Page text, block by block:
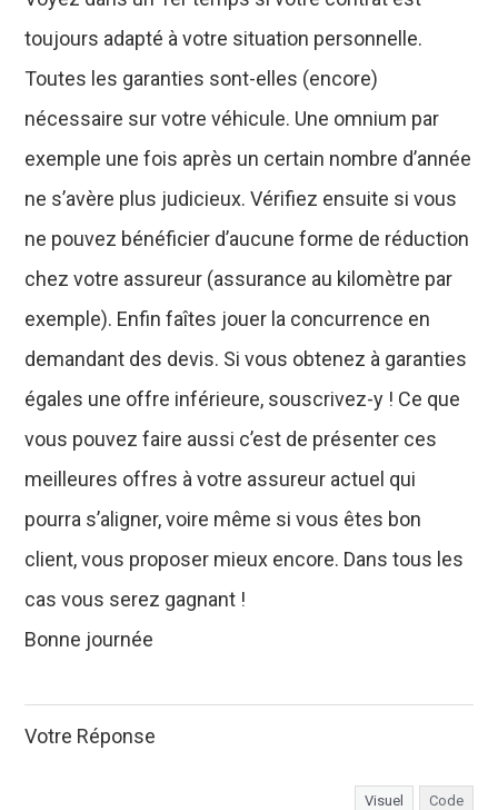
toujours adapté à votre situation personnelle.
Toutes les garanties sont-elles (encore)
nécessaire sur votre véhicule. Une omnium par
exemple une fois après un certain nombre d’année
ne s’avère plus judicieux. Vérifiez ensuite si vous
ne pouvez bénéficier d’aucune forme de réduction
chez votre assureur (assurance au kilomètre par
exemple). Enfin faîtes jouer la concurrence en
demandant des devis. Si vous obtenez à garanties
égales une offre inférieure, souscrivez-y ! Ce que
vous pouvez faire aussi c’est de présenter ces
meilleures offres à votre assureur actuel qui
pourra s’aligner, voire même si vous êtes bon
client, vous proposer mieux encore. Dans tous les
cas vous serez gagnant !
Bonne journée
Votre Réponse
Visuel Code